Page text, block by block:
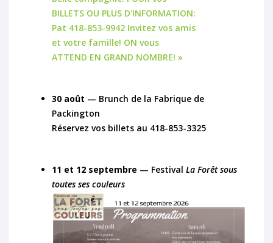
30 août — Brunch de la Fabrique de
Packington
Réservez vos billets au 418-853-3325
11 et 12 septembre — Festival La Forêt sous
toutes ses couleurs